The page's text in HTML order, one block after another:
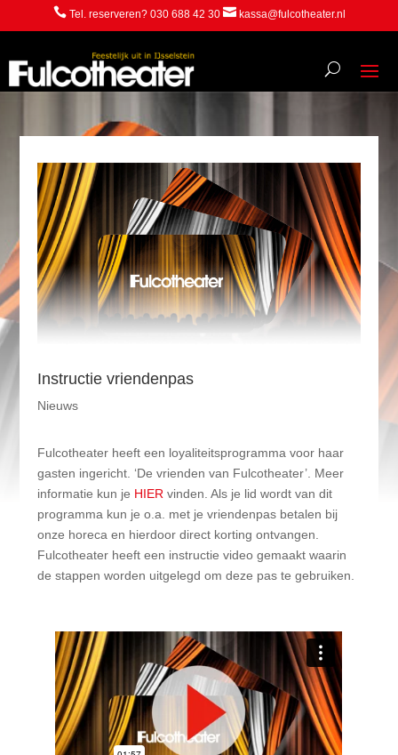
Tel. reserveren? 030 688 42 30  kassa@fulcotheater.nl
Instructie vriendenpas
Nieuws
Fulcotheater heeft een loyaliteitsprogramma voor haar
gasten ingericht. ‘De vrienden van Fulcotheater’. Meer
informatie kun je HIER vinden. Als je lid wordt van dit
programma kun je o.a. met je vriendenpas betalen bij
onze horeca en hierdoor direct korting ontvangen.
Fulcotheater heeft een instructie video gemaakt waarin
de stappen worden uitgelegd om deze pas te gebruiken.